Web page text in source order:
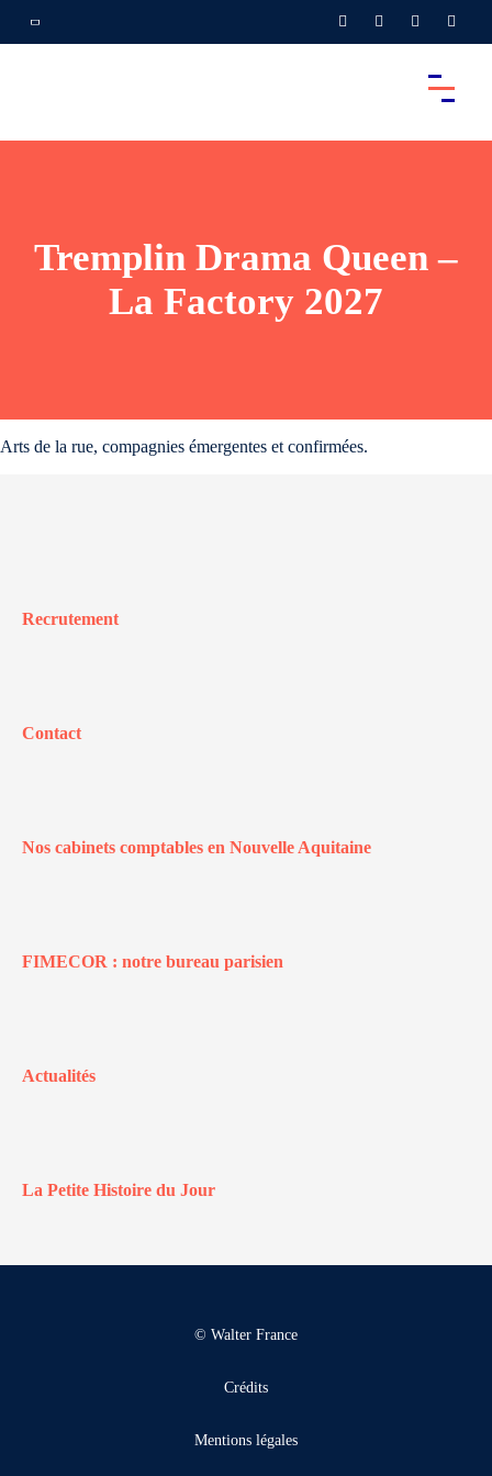
Tremplin Drama Queen –
La Factory 2027
Arts de la rue, compagnies émergentes et confirmées.
Recrutement
Contact
Nos cabinets comptables en Nouvelle Aquitaine
FIMECOR : notre bureau parisien
Actualités
La Petite Histoire du Jour
© Walter France
Crédits
Mentions légales